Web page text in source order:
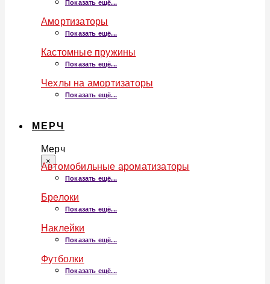
Показать ещё...
Амортизаторы
Показать ещё...
Кастомные пружины
Показать ещё...
Чехлы на амортизаторы
Показать ещё...
МЕРЧ
Мерч
×
Автомобильные ароматизаторы
Показать ещё...
Брелоки
Показать ещё...
Наклейки
Показать ещё...
Футболки
Показать ещё...